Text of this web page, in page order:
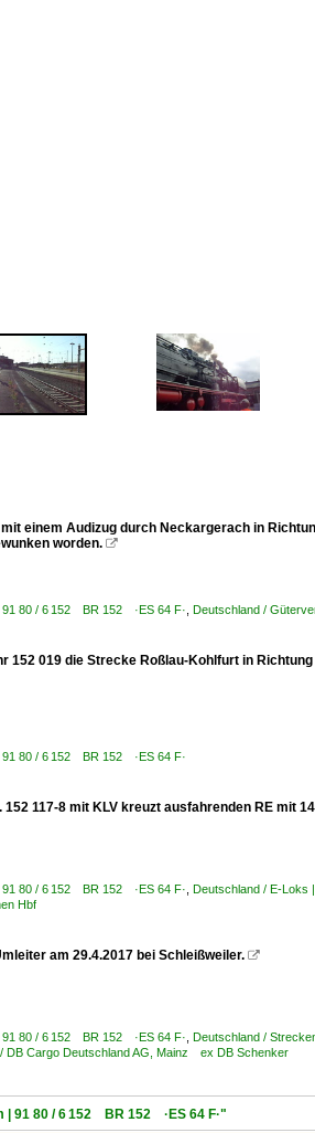
einem Audizug durch Neckargerach in
worden. 
80 / 6 152 BR 152 ·ES 64 F· Deutschland /
152 019 die Strecke Roßlau-Kohlfurt in
80 / 6 152 BR 152 ·ES 64 F·
117-8 mit KLV kreuzt ausfahrenden RE mit
80 / 6 152 BR 152 ·ES 64 F· Deutschland / E-
Hbf
am 29.4.2017 bei Schleißweiler. 
80 / 6 152 BR 152 ·ES 64 F· Deutschland /
DB Cargo Deutschland AG, Mainz ex DB Schenker
| 91 80 / 6 152 BR 152 ·ES 64 F·"